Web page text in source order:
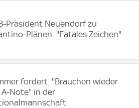
Präsident Neuendorf zu
Plänen: "Fatales Zeichen"
fordert: "Brauchen wieder
A-Note" in der